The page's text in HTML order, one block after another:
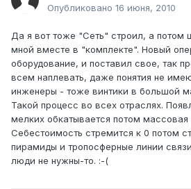
Опубликовано 16 июня, 2010
Да я вот тоже "Сеть" строил, а потом
мной вместе в "комплекте". Новый
оборудование, и поставил свое, так
всем наплевать, даже понятия не
инженеры - тоже винтики в большой
Такой процесс во всех отраслях.
мелких обкатывается потом
Себестоимость стремится к 0 потом
пирамиды и тропосферные линии
люди не нужны-то. :-(